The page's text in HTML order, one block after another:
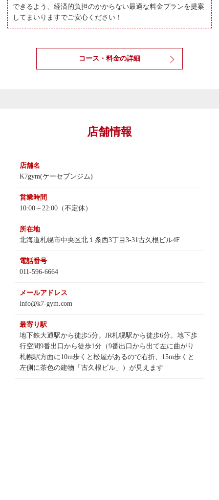
できるよう、経済的負担のかからない最適な料金プランを提案
してまいりますでご安心ください！
コース・料金の詳細
店舗情報
店舗名
K7gym(ケーセブンジム)
営業時間
10:00～22:00（不定休）
所在地
北海道札幌市中央区北１条西3丁目3-31古久根ビル4F
電話番号
011-596-6664
メールアドレス
info@k7-gym.com
最寄り駅
地下鉄大通駅から徒歩5分。JR札幌駅から徒歩6分。地下歩
行空間9番出口から徒歩1分（9番出口から出て左に曲がり
札幌駅方面に10m歩くと松屋があるので右折、15m歩くと
左側に茶色の建物「古久根ビル」）が見えます